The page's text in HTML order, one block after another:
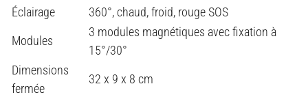
Éclairage
360°, chaud, froid, rouge SOS
Modules
3 modules magnétiques avec fixation à
15°/30°
Dimensions
fermée
32 x 9 x 8 cm